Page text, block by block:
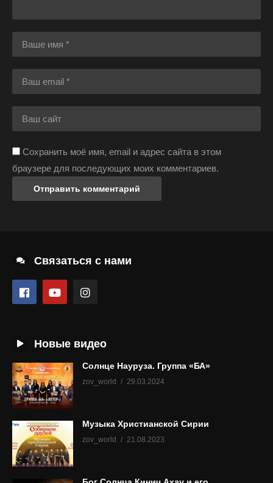
Сохранить моё имя, email и адрес сайта в этом
браузере для последующих моих комментариев.
Связаться с нами
Новые видео
Солнце Науруза. Группа «БА»
zov_world 29.03.2024
Музыка Христианской Сирии
zov_world 21.08.2023